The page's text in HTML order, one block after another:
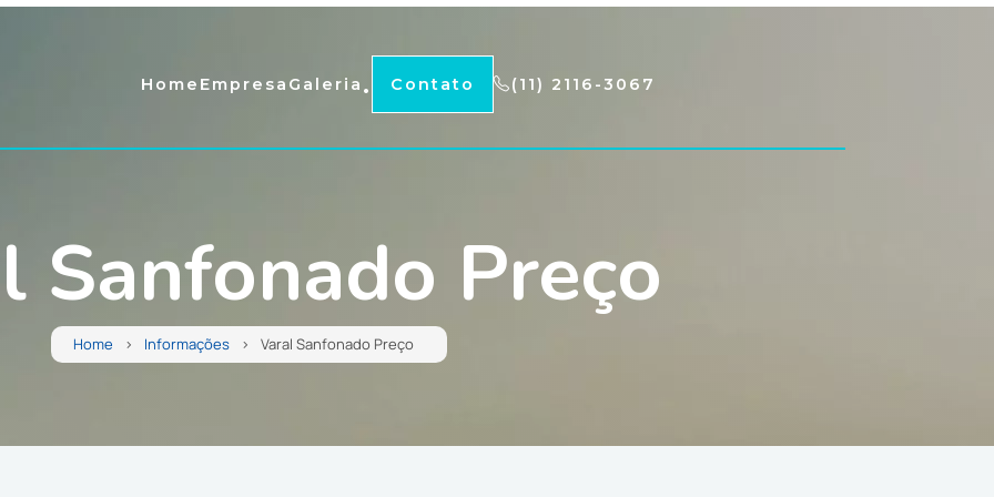
Home Empresa Galeria . Contato (11) 2116-3067
Sanfonado Preço
Home Informações Varal Sanfonado Preço